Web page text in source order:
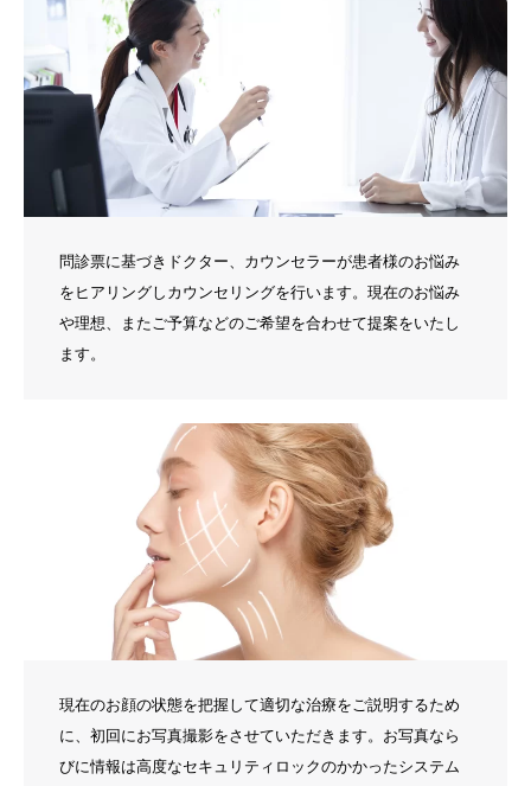
問診票に基づきドクター、カウンセラーが患者様のお悩み
をヒアリングしカウンセリングを行います。現在のお悩み
や理想、またご予算などのご希望を合わせて提案をいたし
ます。
現在のお顔の状態を把握して適切な治療をご説明するため
に、初回にお写真撮影をさせていただきます。お写真なら
びに情報は高度なセキュリティロックのかかったシステム